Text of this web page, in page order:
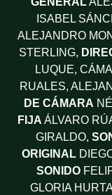
ISABEL
ALEJANDRO
STERLING,
LUQUE,
RUALES,
DE CÁMARA
FIJA ÁLVARO
GIRALDO,
ORIGINAL
SONIDO
GLORIA